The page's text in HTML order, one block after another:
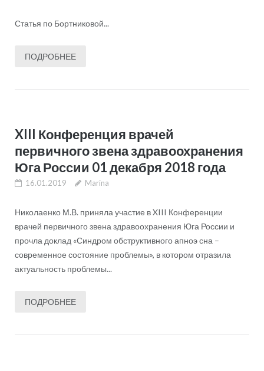
Статья по Бортниковой...
ПОДРОБНЕЕ
XIII Конференция врачей
первичного звена здравоохранения
Юга России 01 декабря 2018 года
16.01.2019 Marina
Николаенко М.В. приняла участие в XIII Конференции
врачей первичного звена здравоохранения Юга России и
прочла доклад «Синдром обструктивного апноэ сна –
современное состояние проблемы», в котором отразила
актуальность проблемы...
ПОДРОБНЕЕ